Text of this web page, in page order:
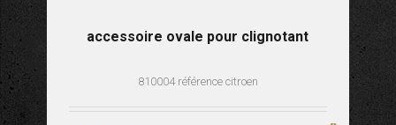
accessoire ovale pour clignotant
810004 référence citroen